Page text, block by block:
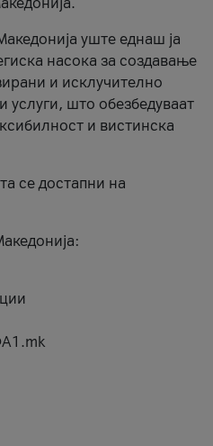
уште еднаш ја
насока за создавање
и исклучително
услуги, што обезбедуваат
и вистинска
се достапни на